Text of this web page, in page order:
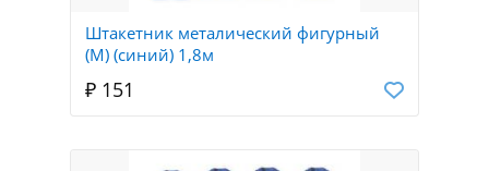
Штакетник металический фигурный
(М) (синий) 1,8м
₽ 151